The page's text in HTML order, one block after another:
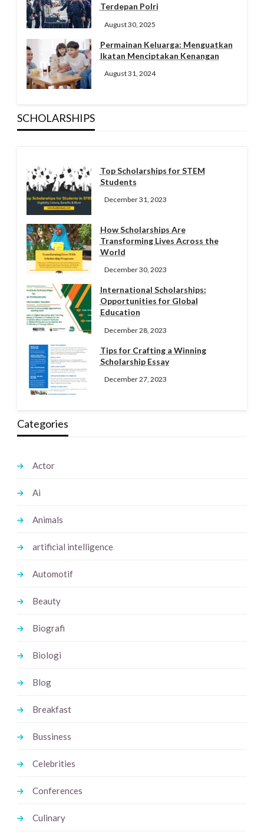
Terdepan Polri
August 30, 2025
Permainan Keluarga: Menguatkan
Ikatan Menciptakan Kenangan
August 31, 2024
SCHOLARSHIPS
Top Scholarships for STEM
Students
December 31, 2023
How Scholarships Are
Transforming Lives Across the
World
December 30, 2023
International Scholarships:
Opportunities for Global
Education
December 28, 2023
Tips for Crafting a Winning
Scholarship Essay
December 27, 2023
Categories
Actor
Ai
Animals
artificial intelligence
Automotif
Beauty
Biografi
Biologi
Blog
Breakfast
Bussiness
Celebrities
Conferences
Culinary